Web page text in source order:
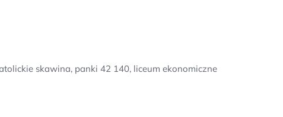
skawina, panki 42 140, liceum ekonomiczne